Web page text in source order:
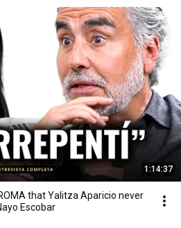
1:14:37
that Yalitza Aparicio never
Escobar